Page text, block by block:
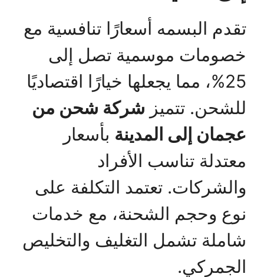
تقدم البسمه أسعارًا تنافسية مع
خصومات موسمية تصل إلى
25%، مما يجعلها خيارًا اقتصاديًا
للشحن. تتميز شركة شحن من
عجمان إلى المدينة بأسعار
معتدلة تناسب الأفراد
والشركات. تعتمد التكلفة على
نوع وحجم الشحنة، مع خدمات
شاملة تشمل التغليف والتخليص
الجمركي.